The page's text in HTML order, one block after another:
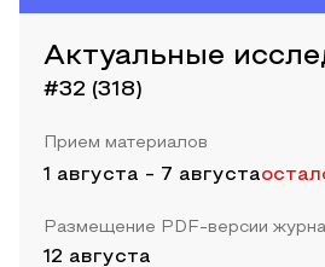
Актуальные
#32 (318)
Прием материалов
1 августа - 7 августа
Размещение PDF-версии
12 августа